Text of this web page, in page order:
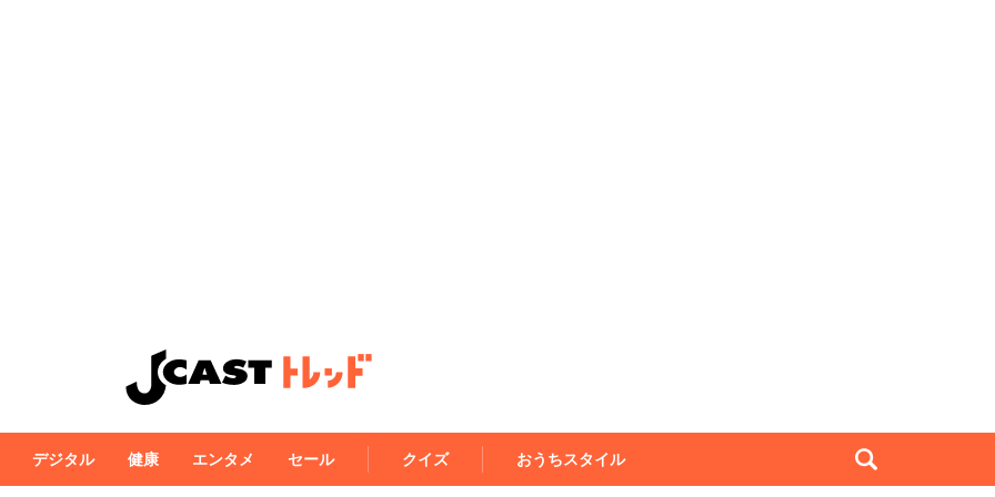
デジタル 健康 エンタメ セール クイズ おうちスタイル